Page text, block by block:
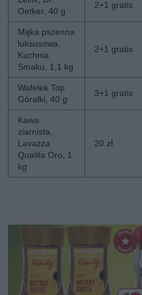
Oetker, 40 g
2+1 gratis
Mąka pszenna
luksusowa,
Kuchnia
Smaku, 1,1 kg
2+1 gratis
Wafelek Top
Góralki, 40 g
3+1 gratis
Kawa
ziarnista,
Lavazza
Qualita Oro, 1
kg
20 zł